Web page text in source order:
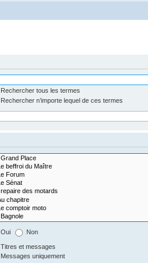
Rechercher tous les termes
Rechercher n’importe lequel de ces termes
Oui Non
Titres et messages
Messages uniquement